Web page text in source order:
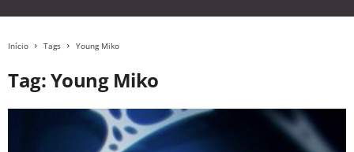
Início Tags Young Miko
Tag: Young Miko